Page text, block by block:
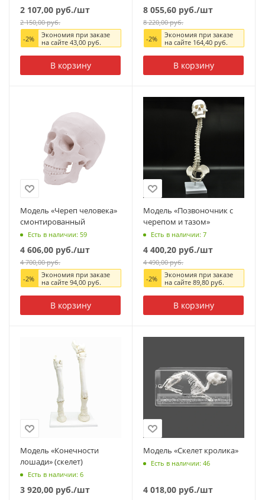
2 107,00 руб./шт
2 150,00руб.
-2%
Экономия при заказе
на сайте 43,00руб.
В корзину
8 055,60 руб./шт
8 220,00руб.
-2%
Экономия при заказе
на сайте 164,40руб.
В корзину
Модель «Череп человека»
смонтированный
Есть в наличии: 59
4 606,00 руб./шт
4 700,00руб.
-2%
Экономия при заказе
на сайте 94,00руб.
В корзину
Модель «Позвоночник с
черепом и тазом»
Есть в наличии: 7
4 400,20 руб./шт
4 490,00руб.
-2%
Экономия при заказе
на сайте 89,80руб.
В корзину
Модель «Конечности
лошади» (скелет)
Есть в наличии: 6
3 920,00 руб./шт
Модель «Скелет кролика»
Есть в наличии: 46
4 018,00 руб./шт